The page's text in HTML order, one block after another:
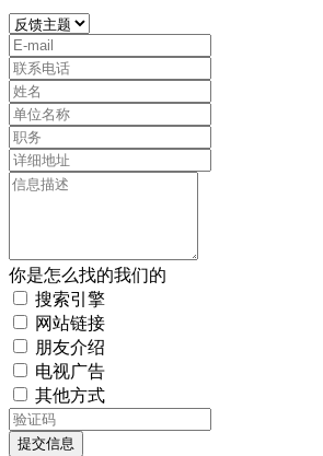
你是怎么找的我们的
搜索引擎
网站链接
朋友介绍
电视广告
其他方式
提交信息